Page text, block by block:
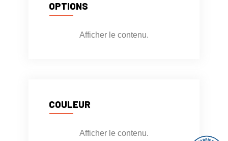
OPTIONS
Afficher le contenu.
COULEUR
Afficher le contenu.